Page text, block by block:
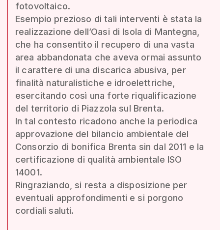
fotovoltaico.
Esempio prezioso di tali interventi è stata la
realizzazione dell’Oasi di Isola di Mantegna,
che ha consentito il recupero di una vasta
area abbandonata che aveva ormai assunto
il carattere di una discarica abusiva, per
finalità naturalistiche e idroelettriche,
esercitando così una forte riqualificazione
del territorio di Piazzola sul Brenta.
In tal contesto ricadono anche la periodica
approvazione del bilancio ambientale del
Consorzio di bonifica Brenta sin dal 2011 e la
certificazione di qualità ambientale ISO
14001.
Ringraziando, si resta a disposizione per
eventuali approfondimenti e si porgono
cordiali saluti.